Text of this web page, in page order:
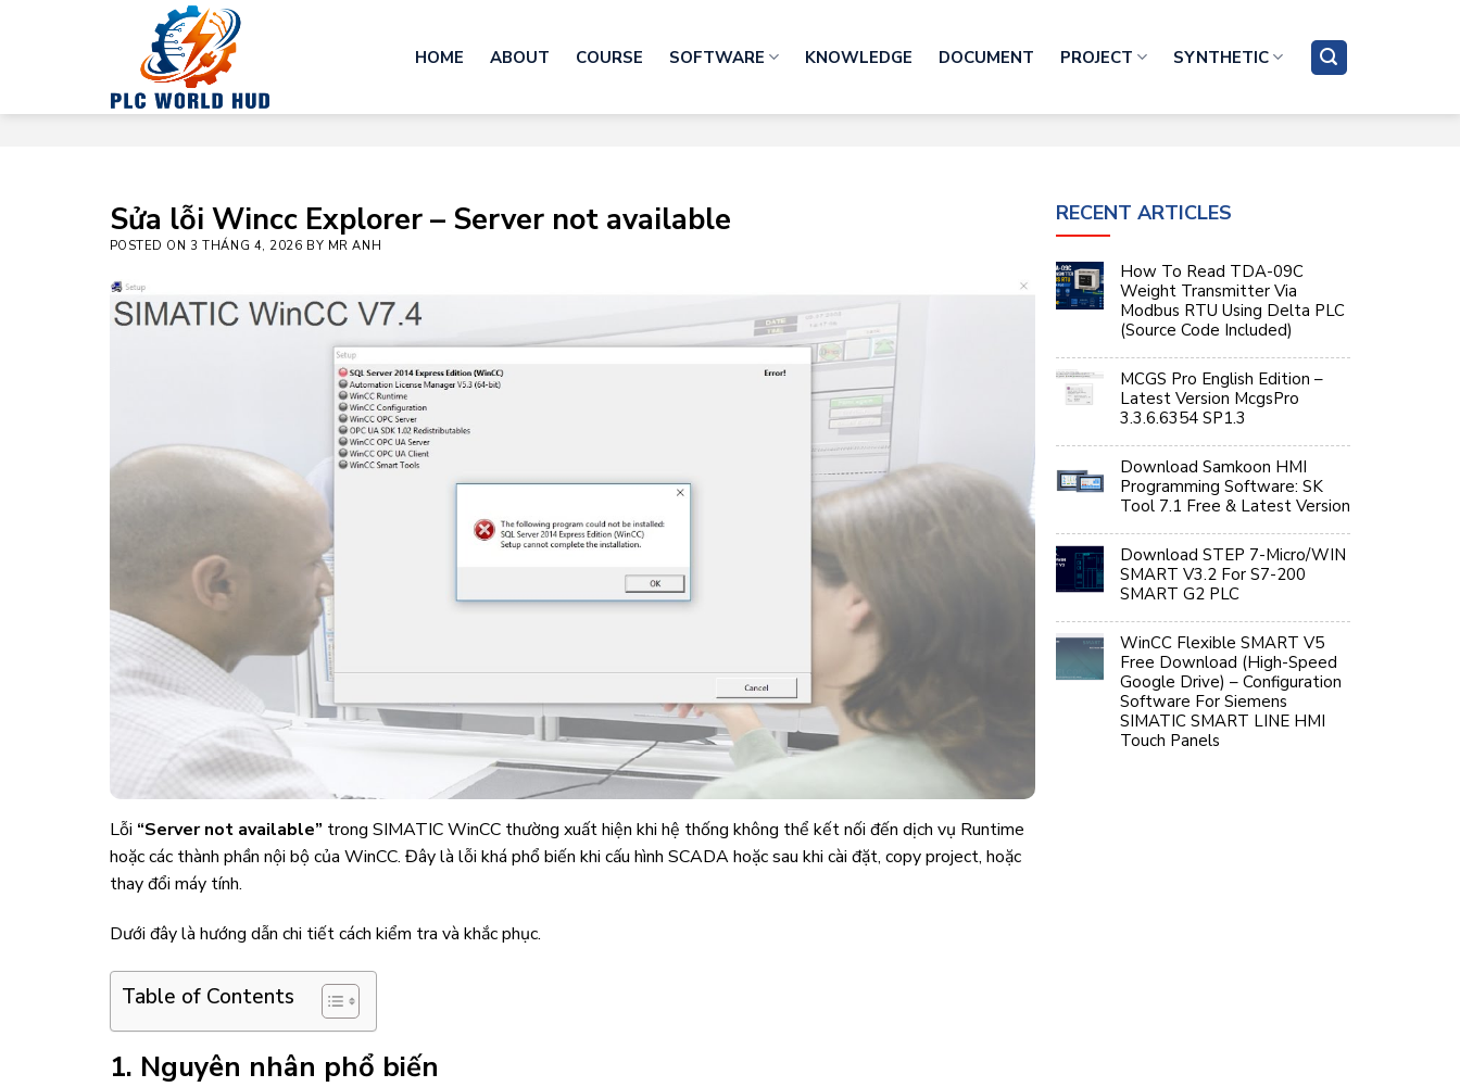
HOME ABOUT COURSE SOFTWARE KNOWLEDGE DOCUMENT PROJECT SYNTHETIC
Sửa lỗi Wincc Explorer – Server not available
POSTED ON 3 THÁNG 4, 2026 BY MR ANH
Lỗi “Server not available” trong SIMATIC WinCCthường xuất hiện khi hệ thống không thể kết nối đến dịch vụ Runtime
hoặc các thành phần nội bộ của WinCC. Đây là lỗi khá phổ biến khi cấu hình SCADA hoặc sau khi cài đặt, copy project, hoặc
thay đổi máy tính.
Dưới đây là hướng dẫn chi tiết cách kiểm tra và khắc phục.
Table of Contents
1. Nguyên nhân phổ biến
RECENT ARTICLES
How To Read TDA-09C
Weight Transmitter Via
Modbus RTU Using Delta PLC
(Source Code Included)
MCGS Pro English Edition –
Latest Version McgsPro
3.3.6.6354 SP1.3
Download Samkoon HMI
Programming Software: SK
Tool 7.1 Free & Latest Version
Download STEP 7-Micro/WIN
SMART V3.2 For S7-200
SMART G2 PLC
WinCC Flexible SMART V5
Free Download (High-Speed
Google Drive) – Configuration
Software For Siemens
SIMATIC SMART LINE HMI
Touch Panels